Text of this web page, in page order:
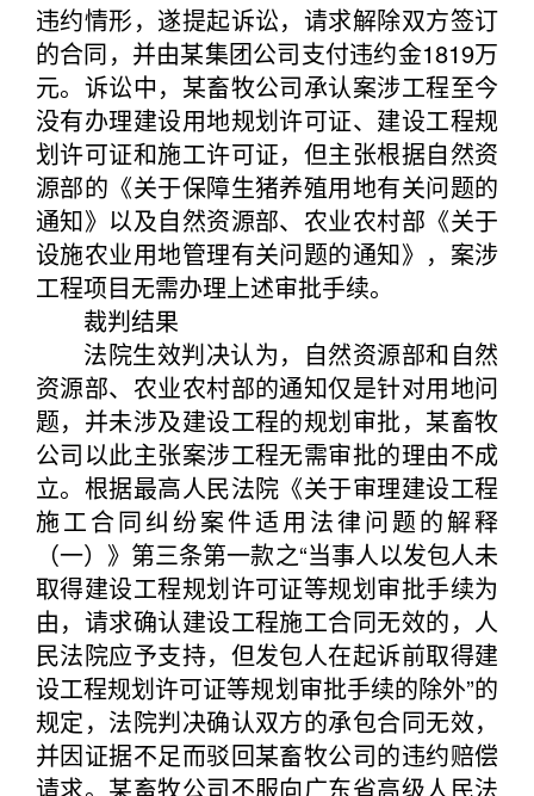
违约情形，遂提起诉讼，请求解除双方签订
的合同，并由某集团公司支付违约金1819万
元。诉讼中，某畜牧公司承认案涉工程至今
没有办理建设用地规划许可证、建设工程规
划许可证和施工许可证，但主张根据自然资
源部的《关于保障生猪养殖用地有关问题的
通知》以及自然资源部、农业农村部《关于
设施农业用地管理有关问题的通知》，案涉
工程项目无需办理上述审批手续。
裁判结果
法院生效判决认为，自然资源部和自然
资源部、农业农村部的通知仅是针对用地问
题，并未涉及建设工程的规划审批，某畜牧
公司以此主张案涉工程无需审批的理由不成
立。根据最高人民法院《关于审理建设工程
施工合同纠纷案件适用法律问题的解释
（一）》第三条第一款之“当事人以发包人未
取得建设工程规划许可证等规划审批手续为
由，请求确认建设工程施工合同无效的，人
民法院应予支持，但发包人在起诉前取得建
设工程规划许可证等规划审批手续的除外”的
规定，法院判决确认双方的承包合同无效，
并因证据不足而驳回某畜牧公司的违约赔偿
请求。某畜牧公司不服向广东省高级人民法